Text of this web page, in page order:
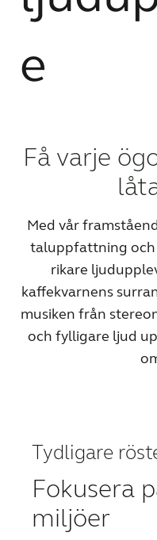
FÖR AUDIONOMER
Canada
China
Deutschland
France
International
New Zealand
Schweiz
Suomi
e
Få varje
Med vår
taluppfattning
rikare
kaffekvarnens
musiken från
och fylligare ljud
Tydligare
Fokusera
miljöer